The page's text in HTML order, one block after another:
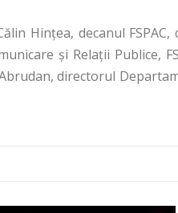
Hințea, decanul FSPAC,
și Relații Publice,
directorul